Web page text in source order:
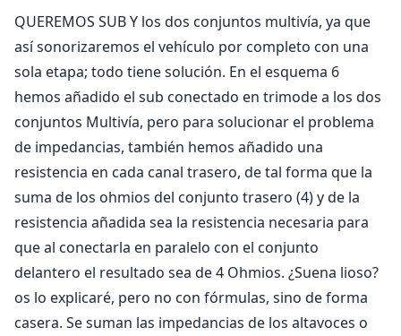
QUEREMOS SUB Y los dos conjuntos multivía, ya que
así sonorizaremos el vehículo por completo con una
sola etapa; todo tiene solución. En el esquema 6
hemos añadido el sub conectado en trimode a los dos
conjuntos Multivía, pero para solucionar el problema
de impedancias, también hemos añadido una
resistencia en cada canal trasero, de tal forma que la
suma de los ohmios del conjunto trasero (4) y de la
resistencia añadida sea la resistencia necesaria para
que al conectarla en paralelo con el conjunto
delantero el resultado sea de 4 Ohmios. ¿Suena lioso?
os lo explicaré, pero no con fórmulas, sino de forma
casera. Se suman las impedancias de los altavoces o